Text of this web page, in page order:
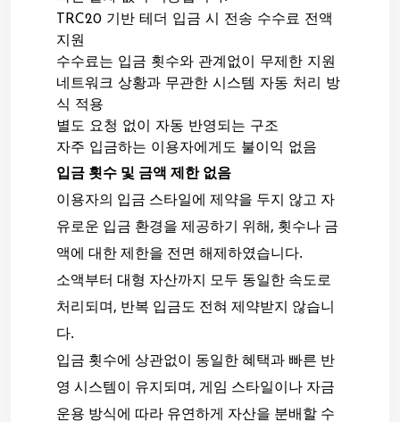
TRC20 기반 테더 입금 시 전송 수수료 전액
지원
수수료는 입금 횟수와 관계없이 무제한 지원
네트워크 상황과 무관한 시스템 자동 처리 방
식 적용
별도 요청 없이 자동 반영되는 구조
자주 입금하는 이용자에게도 불이익 없음
입금 횟수 및 금액 제한 없음
이용자의 입금 스타일에 제약을 두지 않고 자
유로운 입금 환경을 제공하기 위해, 횟수나 금
액에 대한 제한을 전면 해제하였습니다.
소액부터 대형 자산까지 모두 동일한 속도로
처리되며, 반복 입금도 전혀 제약받지 않습니
다.
입금 횟수에 상관없이 동일한 혜택과 빠른 반
영 시스템이 유지되며, 게임 스타일이나 자금
운용 방식에 따라 유연하게 자산을 분배할 수